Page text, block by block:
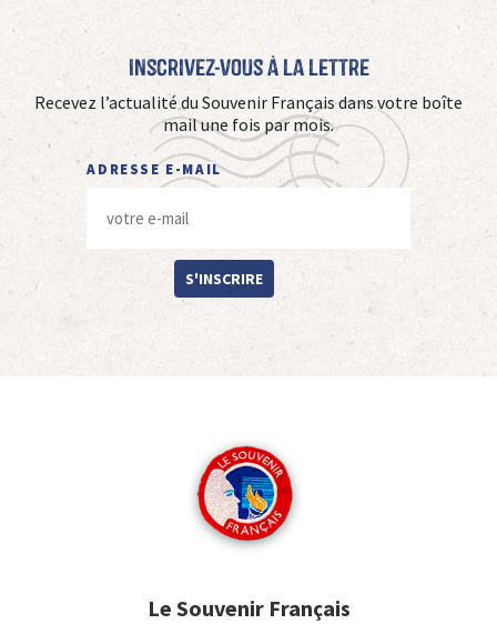
Inscrivez-vous à La Lettre
Recevez l’actualité du Souvenir Français dans votre boîte
mail une fois par mois.
ADRESSE E-MAIL
S'INSCRIRE
Le Souvenir Français